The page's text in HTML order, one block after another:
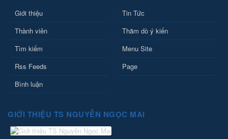
Giới thiệu
Tin Tức
Thành viên
Thăm dò ý kiến
Tìm kiếm
Menu Site
Rss Feeds
Page
Bình luận
GIỚI THIỆU TS NGUYỄN NGỌC MAI